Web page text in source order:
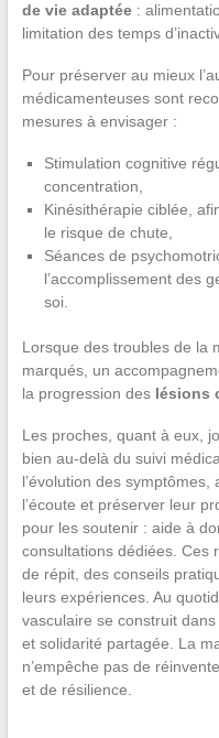
de vie adaptée:
limitation des temps
Pour préserver au mieux
médicamenteuses sont
mesures à envisager :
Stimulation cognitive
concentration,
Kinésithérapie ciblée,
le risque de chute,
Séances de
l’accomplissement des
soi.
Lorsque des troubles de la
marqués, un
la progression des lésions
Les proches, quant à eux,
bien au-delà du suivi
l’évolution des
l’écoute et préserver leur
pour les soutenir : aide à
consultations dédiées. Ces
de répit, des conseils
leurs expériences. Au
vasculaire se construit
et solidarité partagée. La
n’empêche pas de
et de résilience.